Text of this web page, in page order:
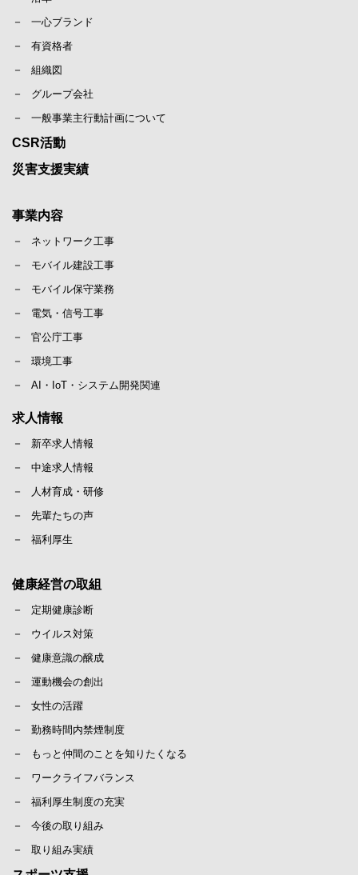
一心ブランド
有資格者
組織図
グループ会社
一般事業主行動計画について
CSR活動
災害支援実績
事業内容
ネットワーク工事
モバイル建設工事
モバイル保守業務
電気・信号工事
官公庁工事
環境工事
AI・IoT・システム開発関連
求人情報
新卒求人情報
中途求人情報
人材育成・研修
先輩たちの声
福利厚生
健康経営の取組
定期健康診断
ウイルス対策
健康意識の醸成
運動機会の創出
女性の活躍
勤務時間内禁煙制度
もっと仲間のことを知りたくなる
ワークライフバランス
福利厚生制度の充実
今後の取り組み
取り組み実績